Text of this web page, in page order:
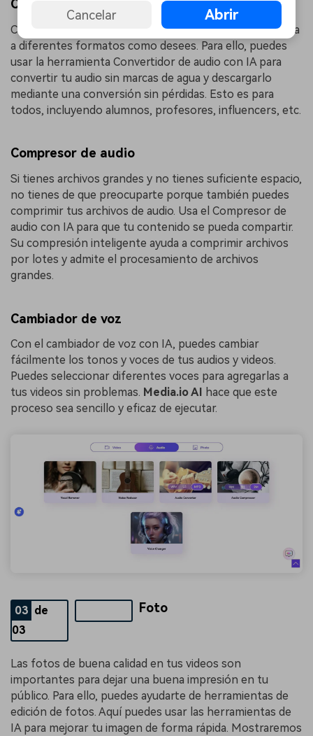
Convertidor de audio
Cuando tu edición de audio esté lista, puedes convertirla
a diferentes formatos como desees. Para ello, puedes
usar la herramienta Convertidor de audio con IA para
convertir tu audio sin marcas de agua y descargarlo
mediante una conversión sin pérdidas. Esto es para
todos, incluyendo alumnos, profesores, influencers, etc.
Compresor de audio
Si tienes archivos grandes y no tienes suficiente espacio,
no tienes de que preocuparte porque también puedes
comprimir tus archivos de audio. Usa el Compresor de
audio con IA para que tu contenido se pueda compartir.
Su compresión inteligente ayuda a comprimir archivos
por lotes y admite el procesamiento de archivos
grandes.
Cambiador de voz
Con el cambiador de voz con IA, puedes cambiar
fácilmente los tonos y voces de tus audios y videos.
Puedes seleccionar diferentes voces para agregarlas a
tus videos sin problemas. Media.io AI
hace que este
proceso sea sencillo y eficaz de ejecutar.
03 de
03
Foto
Las fotos de buena calidad en tus videos son
importantes para dejar una buena impresión en tu
público. Para ello, puedes ayudarte de herramientas de
edición de fotos. Aquí puedes usar las herramientas de
IA para mejorar tu imagen de forma rápida. Mostraremos
Cancelar Abrir